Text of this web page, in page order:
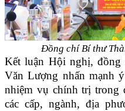
Đồng chí Bí thư
Kết luận Hội nghị,
Văn Lượng nhấn mạnh
nhiệm vụ chính trị trong
các cấp, ngành, địa